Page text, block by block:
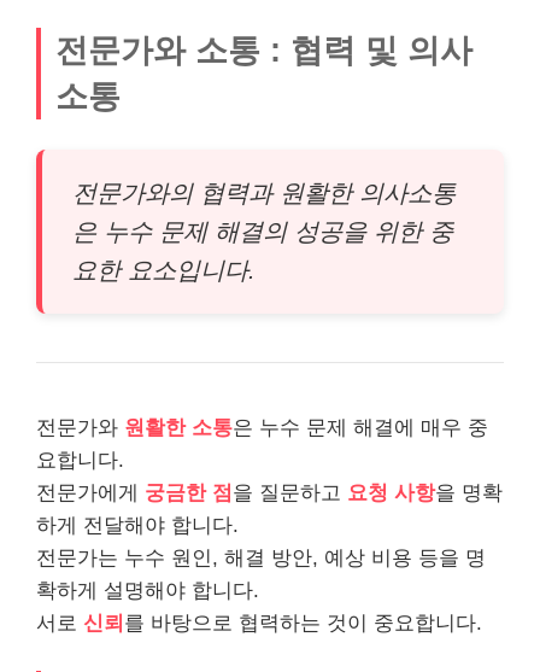
전문가와 소통 : 협력 및 의사
소통
전문가와의 협력과 원활한 의사소통
은 누수 문제 해결의 성공을 위한 중
요한 요소입니다.
전문가와 원활한 소통은 누수 문제 해결에 매우 중
요합니다.
전문가에게 궁금한 점 을 질문하고 요청 사항을 명확
하게 전달해야 합니다.
전문가는 누수 원인, 해결 방안, 예상 비용 등을 명
확하게 설명해야 합니다.
서로 신뢰 를 바탕으로 협력하는 것이 중요합니다.